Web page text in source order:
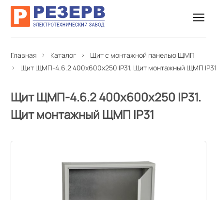
Главная Каталог
Щит с монтажной панелью ЩМП
Щит ЩМП-4.6.2 400х600х250 IP31. Щит монтажный ЩМП IP31
Щит ЩМП-4.6.2 400х600х250 IP31.
Щит монтажный ЩМП IP31